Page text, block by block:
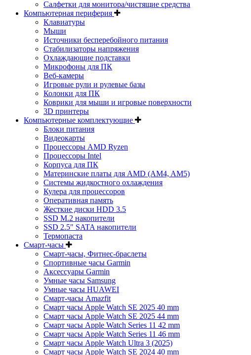
Салфетки для монитора/чистящие средства
Компьютерная периферия
Клавиатуры
Мыши
Источники бесперебойного питания
Стабилизаторы напряжения
Охлаждающие подставки
Микрофоны для ПК
Веб-камеры
Игровые рули и рулевые базы
Колонки для ПК
Коврики для мыши и игровые поверхности
3D принтеры
Компьютерные комплектующие
Блоки питания
Видеокарты
Процессоры AMD Ryzen
Процессоры Intel
Корпуса для ПК
Материнские платы для AMD (AM4, AM5)
Системы жидкостного охлаждения
Кулера для процессоров
Оперативная память
Жесткие диски HDD 3.5
SSD M.2 накопители
SSD 2.5" SATA накопители
Термопаста
Смарт-часы
Смарт-часы, Фитнес-браслеты
Спортивные часы Garmin
Аксессуары Garmin
Умные часы Samsung
Умные часы HUAWEI
Смарт-часы Amazfit
Смарт часы Apple Watch SE 2025 40 mm
Смарт часы Apple Watch SE 2025 44 mm
Смарт часы Apple Watch Series 11 42 mm
Смарт часы Apple Watch Series 11 46 mm
Смарт часы Apple Watch Ultra 3 (2025)
Смарт часы Apple Watch SE 2024 40 mm